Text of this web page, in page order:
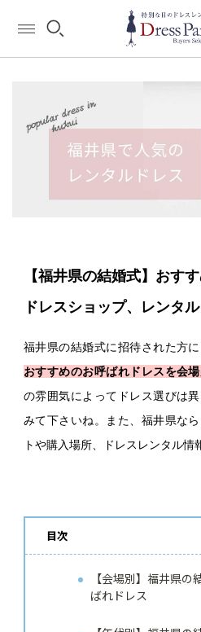
【福井県の結婚式】おす
ドレスショップ、レンタ
福井県の結婚式に招待された方に
おすすめのお呼ばれドレスを会
の雰囲気によってドレス選びは
みて下さいね。また、福井県な
トや購入場所、ドレスレンタル情
目次
【会場別】福井県
ばれドレス